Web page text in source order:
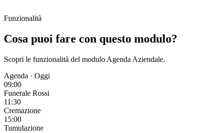
Funzionalità
Cosa puoi fare con questo modulo?
Scopri le funzionalità del modulo Agenda Aziendale.
Agenda · Oggi
09:00
Funerale Rossi
11:30
Cremazione
15:00
Tumulazione